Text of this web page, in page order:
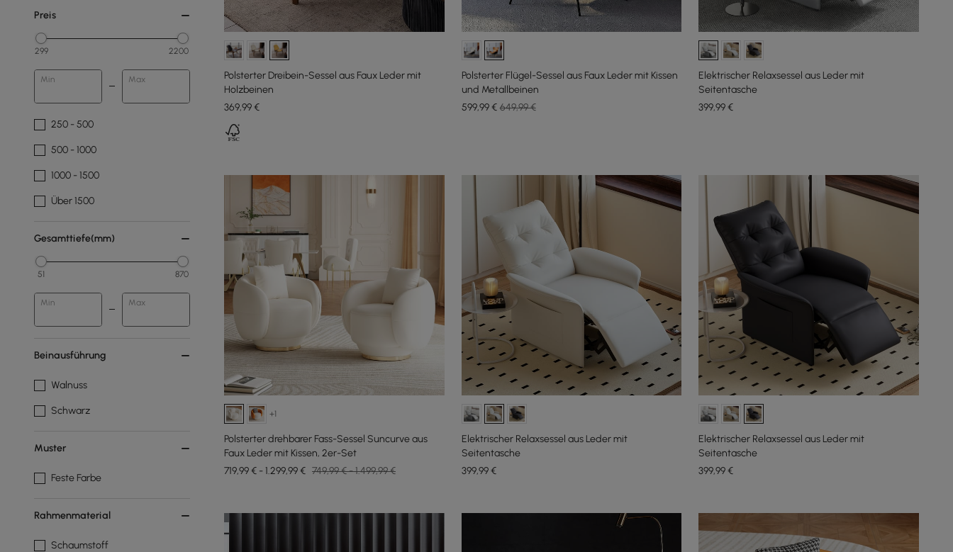
Preis
299 2200
Min Max
250 - 500
500 - 1000
1000 - 1500
Über 1500
Gesamttiefe(mm)
51 870
Min Max
Beinausführung
Walnuss
Schwarz
Muster
Feste Farbe
Rahmenmaterial
Schaumstoff
Polsterter Dreibein-Sessel aus Faux Leder mit
Holzbeinen
369,99€
Polsterter Flügel-Sessel aus Faux Leder mit Kissen
und Metallbeinen
599,99€ 649,99 €
Elektrischer Relaxsessel aus Leder mit
Seitentasche
399,99€
+1
Polsterter drehbarer Fass-Sessel Suncurve aus
Faux Leder mit Kissen, 2er-Set
719,99 € - 1.299,99 € 749,99 € - 1.499,99 €
Elektrischer Relaxsessel aus Leder mit
Seitentasche
399,99€
Elektrischer Relaxsessel aus Leder mit
Seitentasche
399,99€